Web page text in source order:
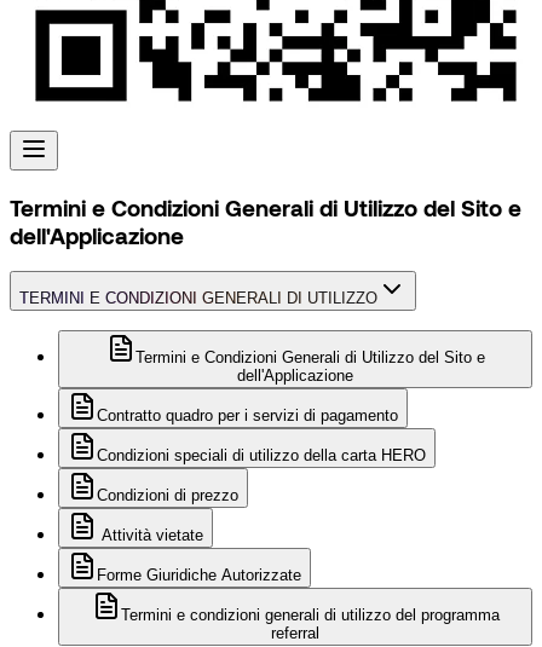
Termini e Condizioni Generali di Utilizzo del Sito e
dell'Applicazione
TERMINI E CONDIZIONI GENERALI DI UTILIZZO
Termini e Condizioni Generali di Utilizzo del Sito e
dell'Applicazione
Contratto quadro per i servizi di pagamento
Condizioni speciali di utilizzo della carta HERO
Condizioni di prezzo
Attività vietate
Forme Giuridiche Autorizzate
Termini e condizioni generali di utilizzo del programma
referral